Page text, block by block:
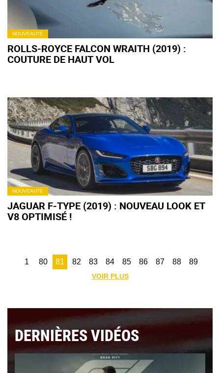
NOUVEAUTÉ
ROLLS-ROYCE FALCON WRAITH (2019) :
COUTURE DE HAUT VOL
NOUVEAUTÉ
JAGUAR F-TYPE (2019) : NOUVEAU LOOK ET
V8 OPTIMISÉ !
1 80 81 82 83 84 85 86 87 88 89
VOIR PLUS
DERNIÈRES VIDÉOS